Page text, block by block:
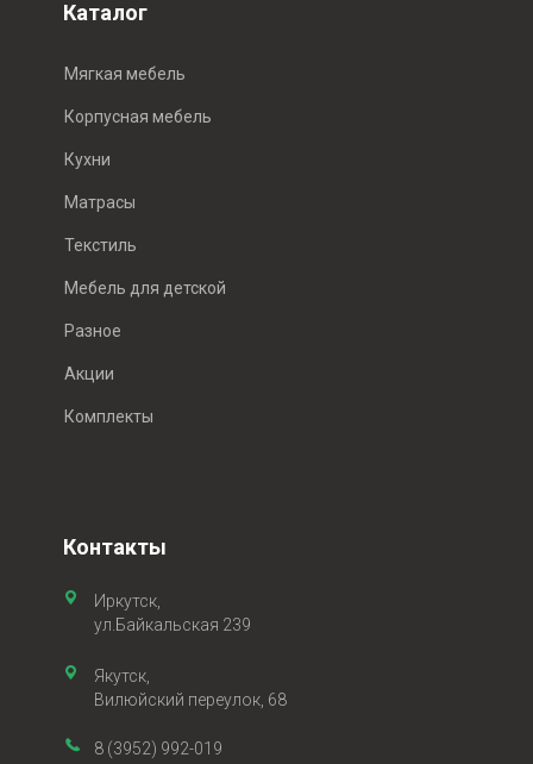
Каталог
Мягкая мебель
Корпусная мебель
Кухни
Матрасы
Текстиль
Мебель для детской
Разное
Акции
Комплекты
Контакты
Иркутск,
ул.Байкальская 239
Якутск,
Вилюйский переулок, 68
8 (3952) 992-019